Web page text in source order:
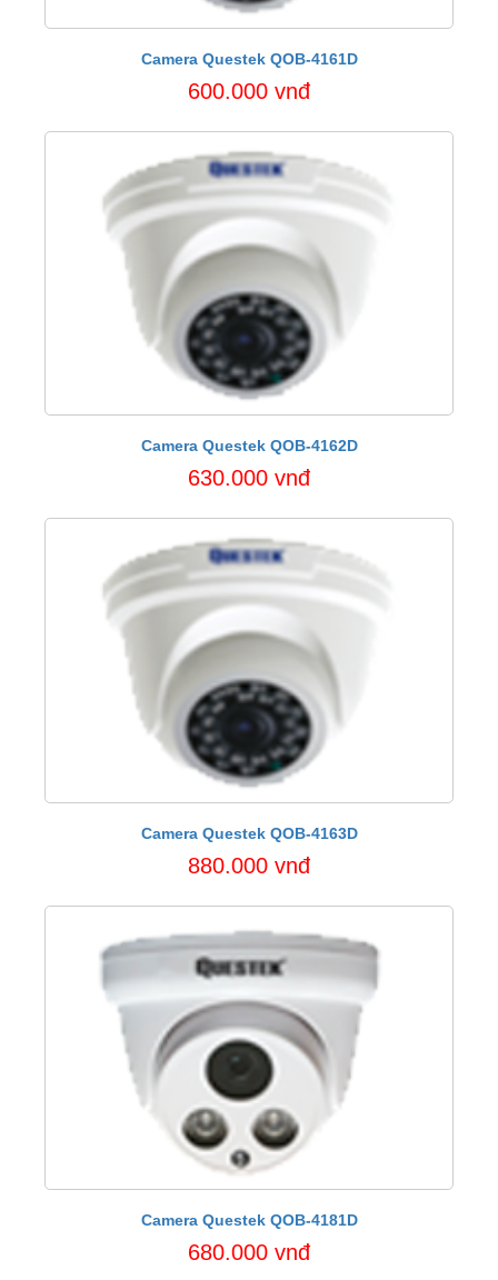
Camera Questek QOB-4161D
600.000 vnđ
Camera Questek QOB-4162D
630.000 vnđ
Camera Questek QOB-4163D
880.000 vnđ
Camera Questek QOB-4181D
680.000 vnđ